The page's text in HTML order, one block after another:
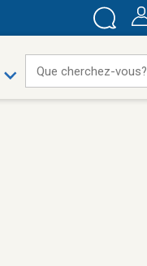
Que cherchez-vous?